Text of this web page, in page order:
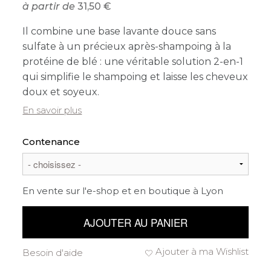
à partir de 31,50
Il combine une base lavante douce sans
sulfate à un précieux après-shampoing à la
protéine de blé : une véritable solution 2-en-1
qui simplifie le shampoing et laisse les cheveux
doux et soyeux.
En savoir plus
Contenance
En vente sur l'e-shop et en boutique à Lyon
AJOUTER AU PANIER
Ajouter à ma Wishlist
Besoin d'aide